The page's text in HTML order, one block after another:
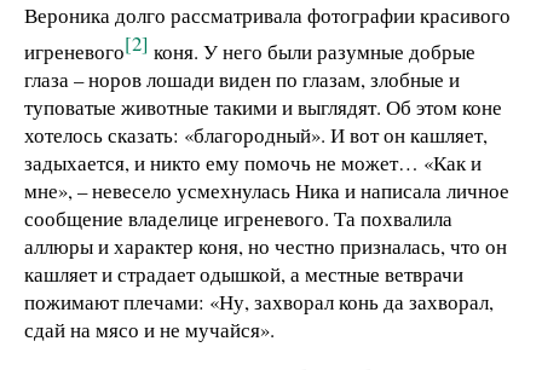
Вероника долго рассматривала фотографии красивого
игреневого[2] коня. У него были разумные добрые
глаза – норов лошади виден по глазам, злобные и
туповатые животные такими и выглядят. Об этом коне
хотелось сказать: «благородный». И вот он кашляет,
задыхается, и никто ему помочь не может… «Как и
мне», – невесело усмехнулась Ника и написала личное
сообщение владелице игреневого. Та похвалила
аллюры и характер коня, но честно призналась, что он
кашляет и страдает одышкой, а местные ветврачи
пожимают плечами: «Ну, захворал конь да захворал,
сдай на мясо и не мучайся».